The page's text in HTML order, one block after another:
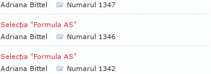
Adriana Bittel
Numarul 1347
Selecţia "Formula AS"
Adriana Bittel
Numarul 1346
Selecţia "Formula AS"
Adriana Bittel
Numarul 1342